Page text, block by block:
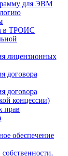
для ЭВМ
в ТРОИС
лицензионных
договора
договора
концессии)
прав
обеспечение